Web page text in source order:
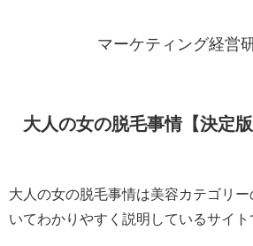
マーケティング経営
大人の女の脱毛事情【決定版
大人の女の脱毛事情は美容カテゴリ
いてわかりやすく説明しているサイト